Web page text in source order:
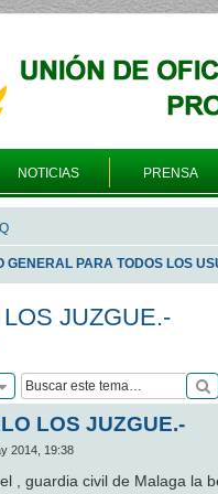
NOTICIAS PRENSA
GENERAL PARA TODOS LOS
JUZGUE.-
LOS JUZGUE.-
2014, 19:38
, guardia civil de Malaga la